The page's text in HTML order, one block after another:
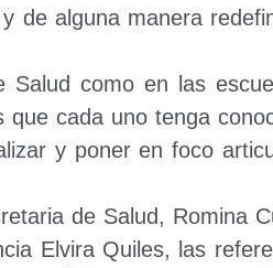
de alguna manera
Salud como en las
cada uno tenga
y poner en foco
de Salud, Romina
Elvira Quiles, las